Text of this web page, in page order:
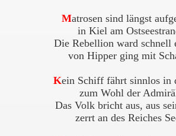
Matrosen sind längst
in Kiel am
Die Rebellion ward schnell
von Hipper ging mit
Kein Schiff fährt sinnlos in
zum Wohl der
Das Volk bricht aus, aus
zerrt an des Reiches